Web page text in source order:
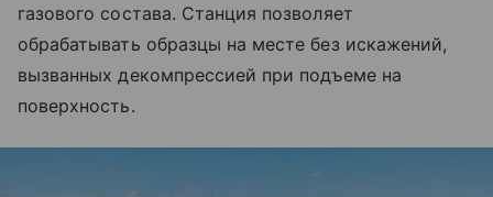
газового состава. Станция позволяет
обрабатывать образцы на месте без искажений,
вызванных декомпрессией при подъеме на
поверхность.